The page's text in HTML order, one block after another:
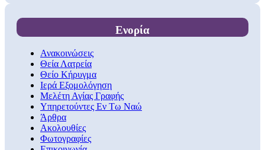
Ενορία
Ανακοινώσεις
Θεία Λατρεία
Θείο Κήρυγμα
Ιερά Εξομολόγηση
Μελέτη Αγίας Γραφής
Υπηρετούντες Εν Τω Ναώ
Άρθρα
Ακολουθίες
Φωτογραφίες